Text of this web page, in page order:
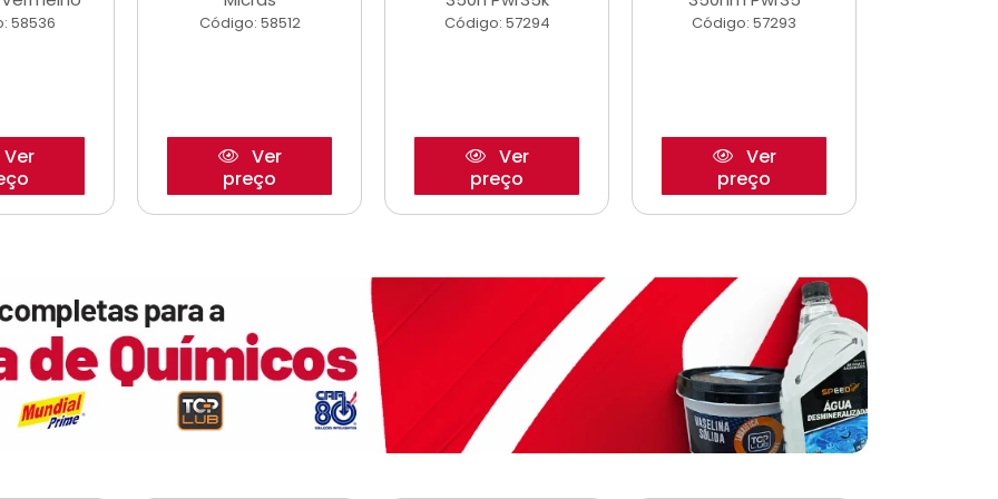
58536
Ver
Código: 58512
Ver
preço
Código: 57294
Ver
preço
Código: 57293
Ver
preço